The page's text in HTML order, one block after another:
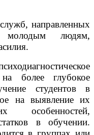
направленных
людям,
на более глубокое
студентов в
на выявление их
особенностей,
в обучении.